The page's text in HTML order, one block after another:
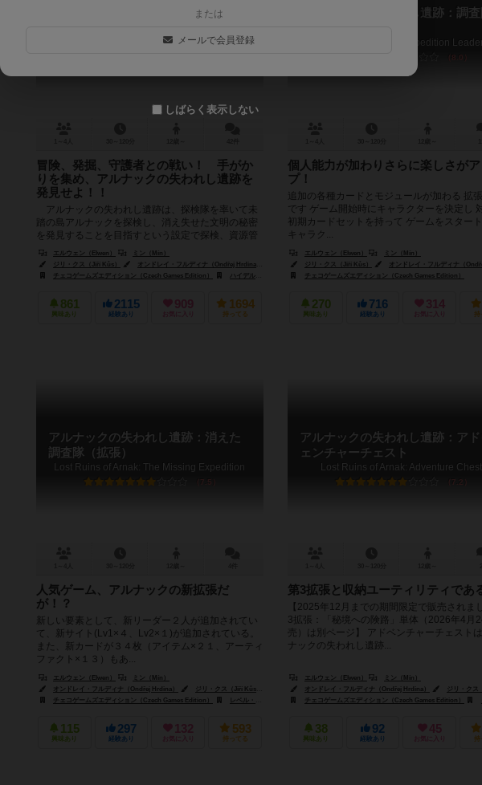
アルナックの失われし遺跡
7.8
冒険、発掘、守護者との戦い！ 手がか
りを集め、アルナックの失われし遺跡を
発見せよ！！
アルナックの失われし遺跡は、探検隊を率いて未
踏の島アルナックを探検し、消え失せた文明の秘密
を発見することを目指すという設定で探検、資源管
理、発見をテーマとした、デッキ構築と...
エルウェン（Elwen）
ミン（Mín）
ジリ・クス（Jiří Kůs）
オンドレイ・フルディナ（Ondřej Hrdina）
ヤクブ・ポリツァー（Jakub Politzer）
チェコゲームズエディション（Czech Games Edition）
ハイデルベルグ・ゲームズ（HeidelBÄR Games） イエロ（IELLO）
861
興味あり
2115
経験あり
909
お気に入り
1694
持ってる
アルナックの失われし遺跡：調
Lost Ruins of Arnak: Expedition
8.0
個人能力が加わりさらに楽しさがア
プ！
追加の各種カードとモジュールが加わる 拡張
です ゲーム開始時にキャラクターを決定し
初期カードセットを持って ゲームをスタート
キャラク...
エルウェン（Elwen）
ミン（Mín）
ジリ・クス（Jiří Kůs）
オンドレイ・フルディナ（
チェコゲームズエディション（Czech Games Edition）
270
興味あり
716
経験あり
314
お気に入り
アルナックの失われし遺跡：消えた
調査隊（拡張）
Lost Ruins of Arnak: The Missing Expedition
7.5
人気ゲーム、アルナックの新拡張だ
が！？
新しい要素として、新リーダー２人が追加されてい
て、新サイト(Lv1×４、Lv2×１)が追加されている。
また、新カードが３４枚（アイテム×２１、アーティ
ファクト×１３）もあ...
エルウェン（Elwen）
ミン（Mín）
オンドレイ・フルディナ（Ondřej Hrdina）
ジリ・クス（Jiří Kůs）
ヤクブ・ポリツァー（Jakub Politzer）
チェコゲームズエディション（Czech Games Edition）
レベル・Sp. z o.o.（Rebel Sp. z o.o.）
115
興味あり
297
経験あり
132
お気に入り
593
持ってる
アルナックの失われし遺跡：アド
ェンチャーチェスト
Lost Ruins of Arnak: Adventure Chest
7.2
第3拡張と収納ユーティリティであ
【2025年12月までの期間限定で販売されま
3拡張：「秘境への険路」単体（2026年4月
売）は別ページ】 アドベンチャーチェスト
ナックの失われし遺跡...
エルウェン（Elwen）
ミン（Mín）
オンドレイ・フルディナ（Ondřej Hrdina）
ジリ・クス
チェコゲームズエディション（Czech Games Edition）
38
興味あり
92
経験あり
45
お気に入り
または
メールで会員登録
しばらく表示しない